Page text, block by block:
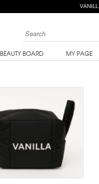
BEAUTY BOARD MY PAGE